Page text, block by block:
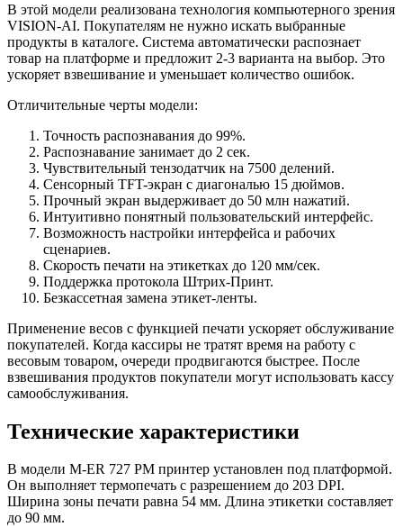
В этой модели реализована технология компьютерного зрения
VISION-AI. Покупателям не нужно искать выбранные
продукты в каталоге. Система автоматически распознает
товар на платформе и предложит 2-3 варианта на выбор. Это
ускоряет взвешивание и уменьшает количество ошибок.
Отличительные черты модели:
Точность распознавания до 99%.
Распознавание занимает до 2 сек.
Чувствительный тензодатчик на 7500 делений.
Сенсорный TFT-экран с диагональю 15 дюймов.
Прочный экран выдерживает до 50 млн нажатий.
Интуитивно понятный пользовательский интерфейс.
Возможность настройки интерфейса и рабочих
сценариев.
Скорость печати на этикетках до 120 мм/сек.
Поддержка протокола Штрих-Принт.
Безкассетная замена этикет-ленты.
Применение весов с функцией печати ускоряет обслуживание
покупателей. Когда кассиры не тратят время на работу с
весовым товаром, очереди продвигаются быстрее. После
взвешивания продуктов покупатели могут использовать кассу
самообслуживания.
Технические характеристики
В модели M-ER 727 PM принтер установлен под платформой.
Он выполняет термопечать с разрешением до 203 DPI.
Ширина зоны печати равна 54 мм. Длина этикетки составляет
до 90 мм.